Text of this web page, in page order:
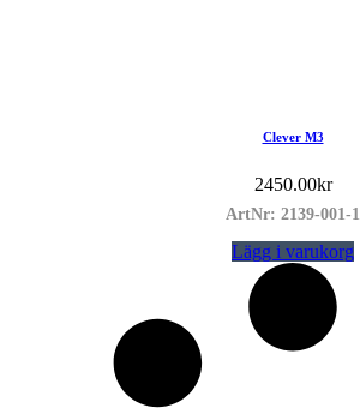
Clever M3
2450.00kr
ArtNr: 2139-001-1
Lägg i varukorg